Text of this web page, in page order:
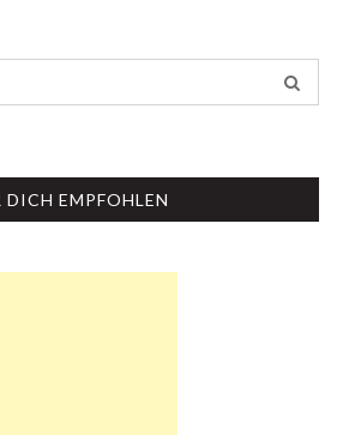
DICH EMPFOHLEN